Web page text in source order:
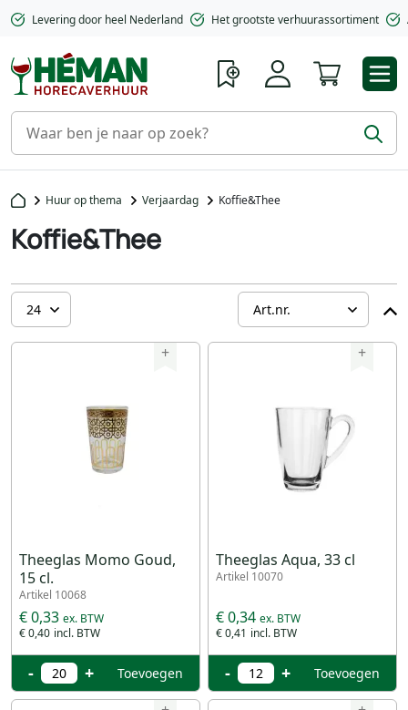
Levering door heel Nederland Het grootste verhuurassortiment
Huur op thema Verjaardag Koffie&Thee
Koffie&Thee
+
Theeglas Momo Goud,
15 cl.
Artikel 10068
€ 0,40
€ 0,33
- + Toevoegen
+
Theeglas Aqua, 33 cl
Artikel 10070
€ 0,41
€ 0,34
- + Toevoegen